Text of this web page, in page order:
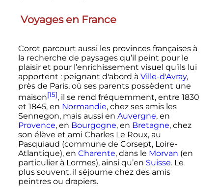
Voyages en France
Corot parcourt aussi les provinces françaises à
la recherche de paysages qu’il peint pour le
plaisir et pour l’enrichissement visuel qu’ils lui
apportent : peignant d'abord à Ville-d'Avray,
près de Paris, où ses parents possèdent une
maison[15], il se rend fréquemment, entre 1830
et 1845, en Normandie, chez ses amis les
Sennegon, mais aussi en Auvergne, en
Provence, en Bourgogne, en Bretagne, chez
son élève et ami Charles Le Roux, au
Pasquiaud (commune de Corsept, Loire-
Atlantique), en Charente, dans le Morvan (en
particulier à Lormes), ainsi qu’en Suisse. Le
plus souvent, il séjourne chez des amis
peintres ou drapiers.